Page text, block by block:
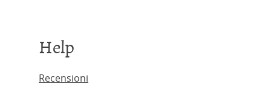
Help
Recensioni